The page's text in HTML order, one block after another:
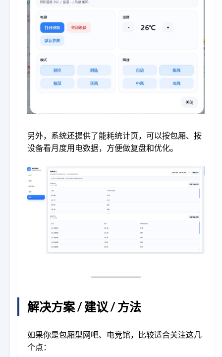
另外，系统还提供了能耗统计页，可以按包厢、按
设备看月度用电数据，方便做复盘和优化。
解决方案 / 建议 / 方法
如果你是包厢型网吧、电竞馆，比较适合关注这几
个点：